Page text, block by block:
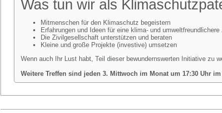
Was tun wir als
Mitmenschen für den Klimaschutz begeistern
Erfahrungen und Ideen für eine klima- und
Die Zivilgesellschaft unterstützen und beraten
Kleine und große Projekte (investive) umsetzen
Wenn auch Ihr Lust habt, Teil dieser bewundernswerten Initiative zu
Weitere Treffen sind jeden 3. Mittwoch im Monat um 17:30 Uhr